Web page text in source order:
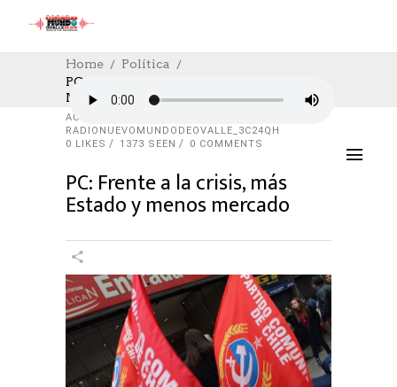
Home
Política
PC: Frente A La Crisis, Más Estado Y
Menos Mercado
POLÍTICA
25/03/2020
AUTHOR:
RADIONUEVOMUNDODEOVALLE_3C24QH
0 LIKES 1373 SEEN 0 COMMENTS
PC: Frente a la crisis, más
Estado y menos mercado